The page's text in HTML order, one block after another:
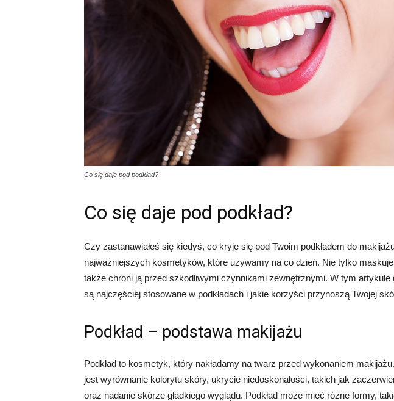
Co się daje pod podkład?
Co się daje pod podkład?
Czy zastanawiałeś się kiedyś, co kryje się pod Twoim podkładem do
najważniejszych kosmetyków, które używamy na co dzień. Nie tylko
także chroni ją przed szkodliwymi czynnikami zewnętrznymi. W tym artykule
są najczęściej stosowane w podkładach i jakie korzyści przynoszą Twojej
Podkład – podstawa makijażu
Podkład to kosmetyk, który nakładamy na twarz przed wykonaniem
jest wyrównanie kolorytu skóry, ukrycie niedoskonałości, takich jak
oraz nadanie skórze gładkiego wyglądu. Podkład może mieć różne formy,